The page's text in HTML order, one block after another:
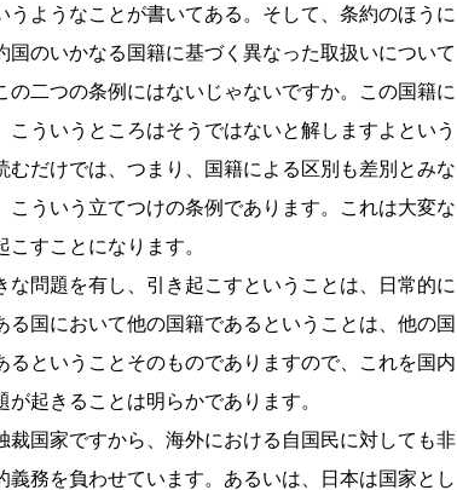
ようなことが書いてある。そして、条約のほうに
のいかなる国籍に基づく異なった取扱いについて
二つの条例にはないじゃないですか。この国籍に
ういうところはそうではないと解しますよという
だけでは、つまり、国籍による区別も差別とみな
ういう立てつけの条例であります。これは大変な
すことになります。
問題を有し、引き起こすということは、日常的に
国において他の国籍であるということは、他の国
ということそのものでありますので、これを国内
起きることは明らかであります。
国家ですから、海外における自国民に対しても非
務を負わせています。あるいは、日本は国家とし